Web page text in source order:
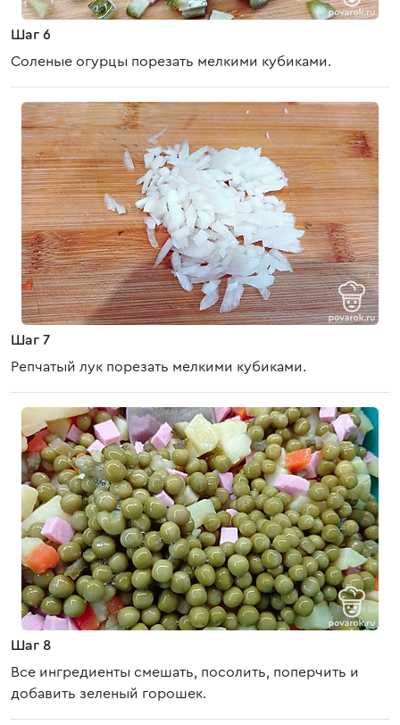
Шаг 6
Соленые огурцы порезать мелкими кубиками.
Шаг 7
Репчатый лук порезать мелкими кубиками.
Шаг 8
Все ингредиенты смешать, посолить, поперчить и
добавить зеленый горошек.